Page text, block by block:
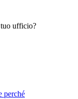
ufficio?
perché